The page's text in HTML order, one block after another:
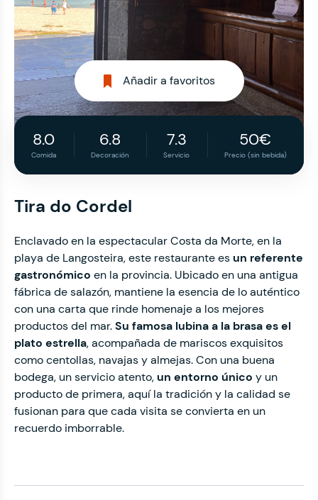
Añadir a favoritos
8.0
Comida
6.8
Decoración
7.3
Servicio
50€
Precio (sin bebida)
Tira do Cordel
Enclavado en la espectacular Costa da Morte, en la
playa de Langosteira, este restaurante esun referente
gastronómico en la provincia. Ubicado en una antigua
fábrica de salazón, mantiene la esencia de lo auténtico
con una carta que rinde homenaje a los mejores
productos del mar.Su famosa lubina a la brasaes el
plato estrella, acompañada de mariscos exquisitos
como centollas, navajas y almejas. Con una buena
bodega, un servicio atento,un entorno único y un
producto de primera, aquí la tradición y la calidad se
fusionan para que cada visita se convierta en un
recuerdo imborrable.